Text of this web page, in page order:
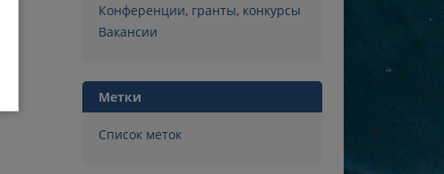
Конференции, гранты, конкурсы
Вакансии
Метки
Список меток